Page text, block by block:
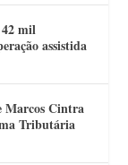
mil
assistida
Marcos Cintra
Tributária